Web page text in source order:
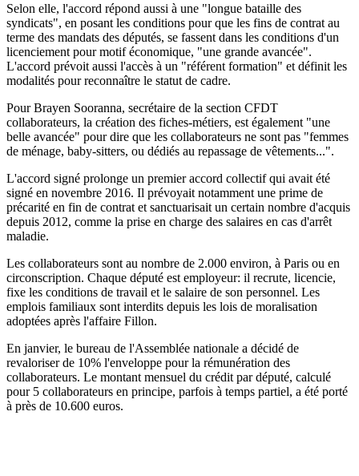
Selon elle, l'accord répond aussi à une "longue bataille des
syndicats", en posant les conditions pour que les fins de contrat au
terme des mandats des députés, se fassent dans les conditions d'un
licenciement pour motif économique, "une grande avancée".
L'accord prévoit aussi l'accès à un "référent formation" et définit les
modalités pour reconnaître le statut de cadre.
Pour Brayen Sooranna, secrétaire de la section CFDT
collaborateurs, la création des fiches-métiers, est également "une
belle avancée" pour dire que les collaborateurs ne sont pas "femmes
de ménage, baby-sitters, ou dédiés au repassage de vêtements...".
L'accord signé prolonge un premier accord collectif qui avait été
signé en novembre 2016. Il prévoyait notamment une prime de
précarité en fin de contrat et sanctuarisait un certain nombre d'acquis
depuis 2012, comme la prise en charge des salaires en cas d'arrêt
maladie.
Les collaborateurs sont au nombre de 2.000 environ, à Paris ou en
circonscription. Chaque député est employeur: il recrute, licencie,
fixe les conditions de travail et le salaire de son personnel. Les
emplois familiaux sont interdits depuis les lois de moralisation
adoptées après l'affaire Fillon.
En janvier, le bureau de l'Assemblée nationale a décidé de
revaloriser de 10% l'enveloppe pour la rémunération des
collaborateurs. Le montant mensuel du crédit par député, calculé
pour 5 collaborateurs en principe, parfois à temps partiel, a été porté
à près de 10.600 euros.